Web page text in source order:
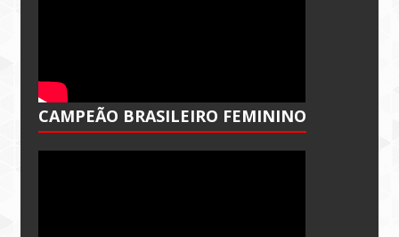
CAMPEÃO BRASILEIRO FEMININO